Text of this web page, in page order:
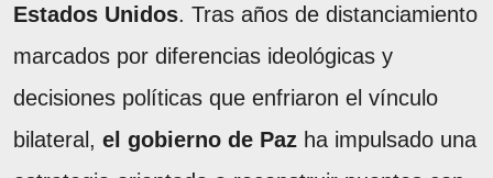
Estados Unidos. Tras años de distanciamiento
marcados por diferencias ideológicas y
decisiones políticas que enfriaron el vínculo
bilateral, el gobierno de Paz ha impulsado una